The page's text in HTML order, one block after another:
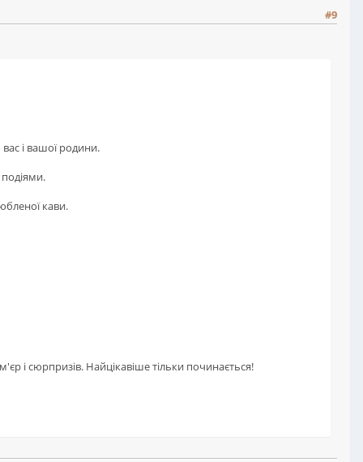
#9
і вашої родини.
кави.
і сюрпризів. Найцікавіше тільки починається!